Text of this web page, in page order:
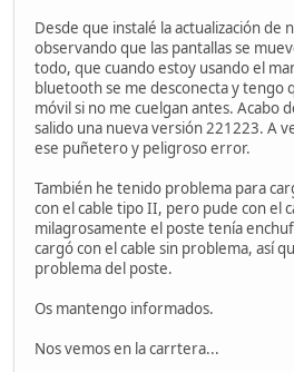
Desde que instalé la actualización de
observando que las pantallas se
todo, que cuando estoy usando el
bluetooth se me desconecta y tengo
móvil si no me cuelgan antes. Acabo
salido una nueva versión 221223. A
ese puñetero y peligroso error.
También he tenido problema para
con el cable tipo II, pero pude con el
milagrosamente el poste tenía
cargó con el cable sin problema, así
problema del poste.
Os mantengo informados.
Nos vemos en la carrtera...